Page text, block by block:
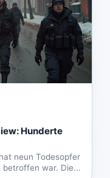
Hunderte
neun Todesopfer
war. Die...